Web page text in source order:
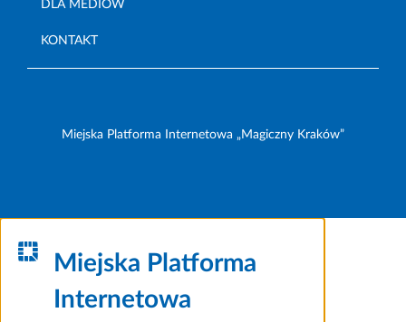
DLA MEDIÓW
KONTAKT
Miejska Platforma Internetowa „Magiczny Kraków”
Miejska Platforma
Internetowa